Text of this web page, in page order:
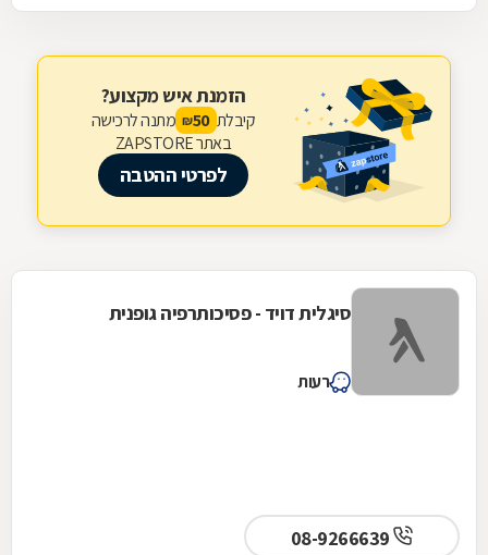
הזמנת איש מקצוע?
קיבלת 50
₪ מתנה לרכישה
באתר ZAPSTORE
לפרטי ההטבה
סיגלית דויד - פסיכותרפיה גופנית
רעות
08-9266639